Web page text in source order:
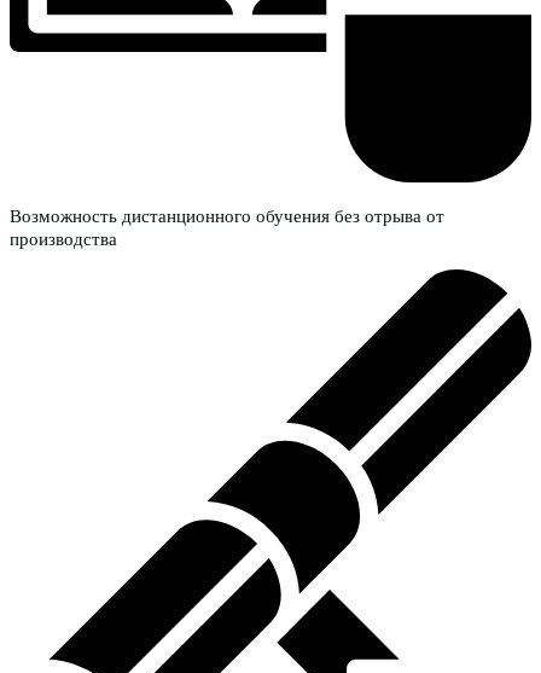
Возможность дистанционного обучения без отрыва от
производства